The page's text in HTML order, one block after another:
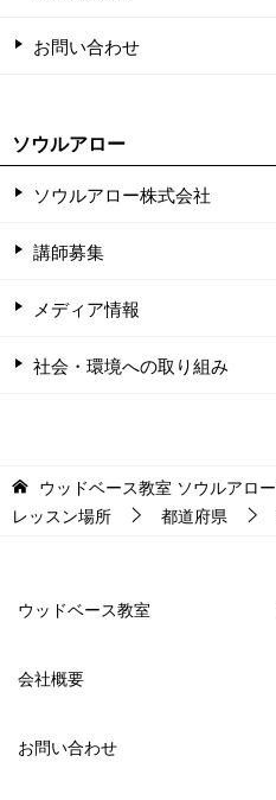
お問い合わせ
ソウルアロー
ソウルアロー株式会社
講師募集
メディア情報
社会・環境への取り組み
ウッドベース教室 ソウルアロー
レッスン場所
都道府県
ウッドベース教室
会社概要
お問い合わせ